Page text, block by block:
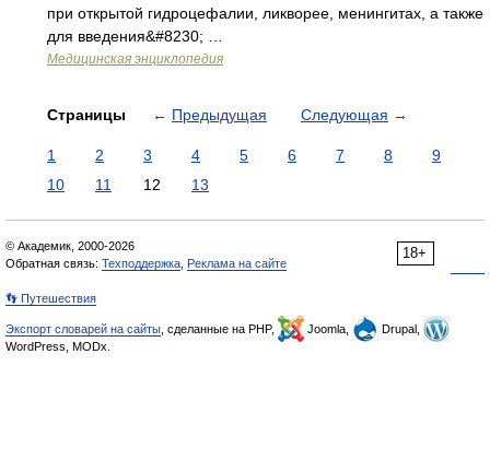
при открытой гидроцефалии, ликворее, менингитах, а также
для введения&#8230; …
Медицинская энциклопедия
Страницы ← Предыдущая Следующая →
1 2 3 4 5 6 7 8
9
10
11 12 13
18+
© Академик, 2000-2026
Обратная связь: Техподдержка Реклама на сайте
👣 Путешествия
Экспорт словарей на сайты , сделанные на PHP, Joomla,
Drupal,
WordPress, MODx.